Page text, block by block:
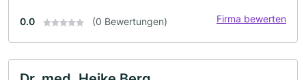
0.0 (0 Bewertungen) Firma bewerten